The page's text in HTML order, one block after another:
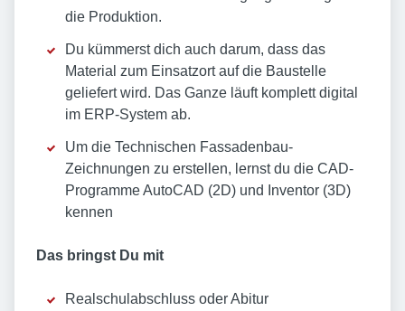
die Produktion.
Du kümmerst dich auch darum, dass das
Material zum Einsatzort auf die Baustelle
geliefert wird. Das Ganze läuft komplett digital
im ERP-System ab.
Um die Technischen Fassadenbau-
Zeichnungen zu erstellen, lernst du die CAD-
Programme AutoCAD (2D) und Inventor (3D)
kennen
Das bringst Du mit
Realschulabschluss oder Abitur